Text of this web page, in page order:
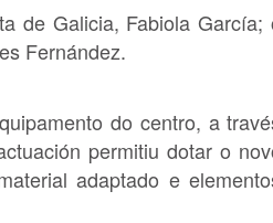
de Galicia, Fabiola García;
Fernández.
do centro, a
permitiu dotar o
adaptado e